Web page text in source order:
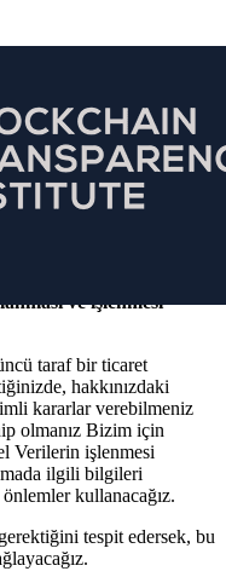
Verilerinizi ve gizliliğinizi
web sitesi (“Web Sitesi”)
nasıl yönettiğimiz,
hakkında sizi
ve işlenmesi
taraf bir ticaret
hakkınızdaki
kararlar verebilmeniz
olmanız Bizim için
Verilerin işlenmesi
ilgili bilgileri
kullanacağız.
tespit edersek, bu